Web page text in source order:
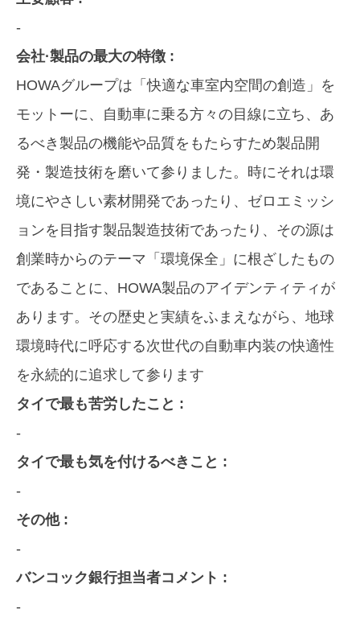
-
会社·製品の最大の特徴 :
HOWAグループは「快適な車室内空間の創造」を
モットーに、自動車に乗る方々の目線に立ち、あ
るべき製品の機能や品質をもたらすため製品開
発・製造技術を磨いて参りました。時にそれは環
境にやさしい素材開発であったり、ゼロエミッシ
ョンを目指す製品製造技術であったり、その源は
創業時からのテーマ「環境保全」に根ざしたもの
であることに、HOWA製品のアイデンティティが
あります。その歴史と実績をふまえながら、地球
環境時代に呼応する次世代の自動車内装の快適性
を永続的に追求して参ります
タイで最も苦労したこと :
-
タイで最も気を付けるべきこと :
-
その他 :
-
バンコック銀行担当者コメント :
-